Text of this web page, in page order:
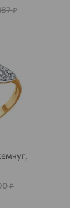
₽
₽